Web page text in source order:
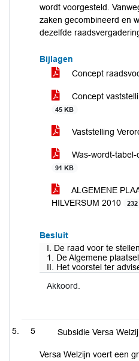
wordt voorgesteld.
zaken gecombineerd en
dezelfde
Bijlagen
Concept
Concept
45 KB
Vaststelling
Was-wordt-
91 KB
ALGEMENE
HILVERSUM 2010
Besluit
I. De raad voor te
1. De Algemene
II. Het voorstel ter
Akkoord.
5 Subsidie Versa
Versa Welzijn voert een